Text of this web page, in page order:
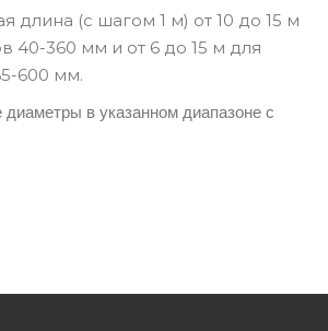
длина (с шагом 1 м) от 10 до 15 м
40-360 мм и от 6 до 15 м для
600 мм.
в указанном диапазоне с